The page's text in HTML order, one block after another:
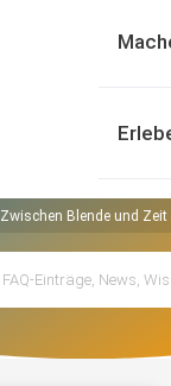
Zwischen Blende und